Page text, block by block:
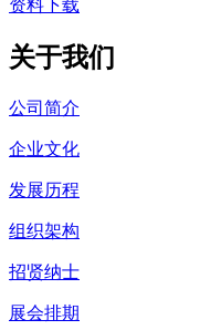
资料下载
关于我们
公司简介
企业文化
发展历程
组织架构
招贤纳士
展会排期